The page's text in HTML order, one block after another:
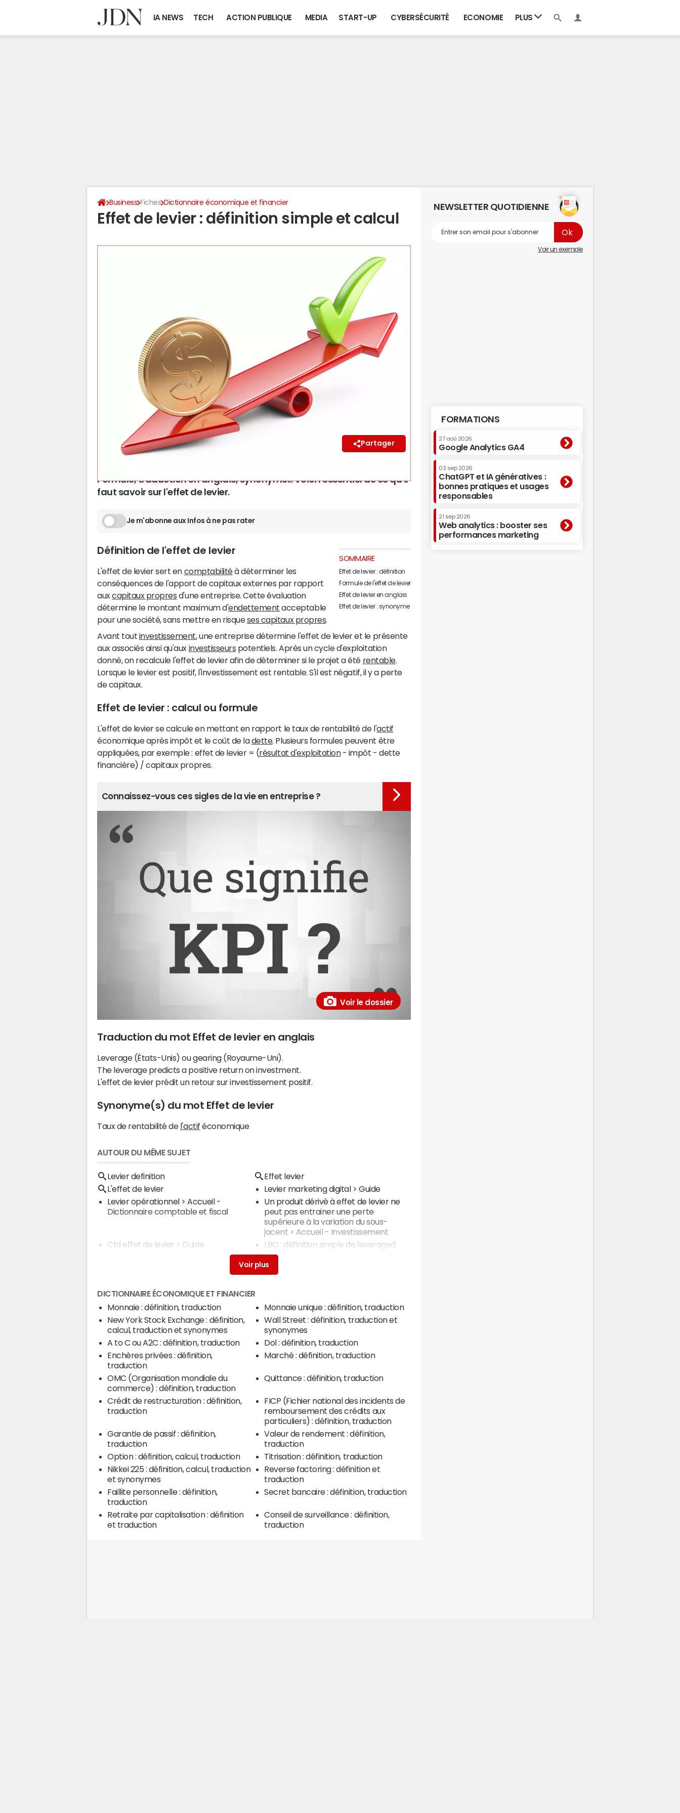
IA NEWS TECH ACTION PUBLIQUE MEDIA START-UP CYBERSÉCURITÉ ECONOMIE PLUS
Business Fiches Dictionnaire économique et financier
Effet de levier : définition simple et calcul
La Rédaction
24 mai 2025 01:55
Partager
Formule, traduction en anglais, synonyme... Voici l'essentiel de ce qu'il
faut savoir sur l'effet de levier.
Je m'abonne aux Infos à ne pas rater
SOMMAIRE
Effet de levier : définition
Formule de l'effet de levier
Effet de levier en anglais
Effet de levier : synonyme
Définition de l'effet de levier
L'effet de levier sert en comptabilitéà déterminer les
conséquences de l'apport de capitaux externes par rapport
auxcapitaux propres d'une entreprise. Cette évaluation
détermine le montant maximum d'endettement acceptable
pour une société, sans mettre en risqueses capitaux propres
Avant tout investissement, une entreprise détermine l'effet de levier et le présente
aux associés ainsi qu'aux investisseurs potentiels. Après un cycle d'exploitation
donné, on recalcule l'effet de levier afin de déterminer si le projet a été rentable.
Lorsque le levier est positif, l'investissement est rentable. S'il est négatif, il y a perte
de capitaux.
Effet de levier : calcul ou formule
L'effet de levier se calcule en mettant en rapport le taux de rentabilité de l'actif
économique après impôt et le coût de ladette. Plusieurs formules peuvent être
appliquées, par exemple : effet de levier = (résultat d'exploitation- impôt - dette
financière) / capitaux propres.
Voir le dossier
Connaissez-vous ces sigles de la vie en entreprise ?
Traduction du mot Effet de levier en anglais
Leverage (États-Unis) ou gearing (Royaume-Uni).
The leverage predicts a positive return on investment.
L'effet de levier prédit un retour sur investissement positif.
Synonyme(s) du mot Effet de levier
Taux de rentabilité de l'actif économique
AUTOUR DU MÊME SUJET
Levier definition
Effet levier
L'effet de levier
Levier marketing digital > Guide
Levier opérationnel > Accueil -
Dictionnaire comptable et fiscal
Un produit dérivé à effet de levier ne
peut pas entrainer une perte
supérieure à la variation du sous-
jacent > Accueil - Investissement
Cfd effet de levier > Guide
LBO : définition simple de leveraged
buy-out
DICTIONNAIRE ÉCONOMIQUE ET FINANCIER
Monnaie : définition, traduction
Monnaie unique : définition, traduction
New York Stock Exchange : définition,
calcul, traduction et synonymes
Wall Street : définition, traduction et
synonymes
A to C ou A2C : définition, traduction
Dol : définition, traduction
Enchères privées : définition,
traduction
Marché : définition, traduction
OMC (Organisation mondiale du
commerce) : définition, traduction
Quittance : définition, traduction
Crédit de restructuration : définition,
traduction
FICP (Fichier national des incidents de
remboursement des crédits aux
particuliers) : définition, traduction
Garantie de passif : définition,
traduction
Valeur de rendement : définition,
traduction
Option : définition, calcul, traduction
Titrisation : définition, traduction
Nikkei 225 : définition, calcul, traduction
et synonymes
Reverse factoring : définition et
traduction
Faillite personnelle : définition,
traduction
Secret bancaire : définition, traduction
Retraite par capitalisation : définition
et traduction
Conseil de surveillance : définition,
traduction
NEWSLETTER QUOTIDIENNE
Voir un exemple
FORMATIONS
27 aoû 2026
Google Analytics GA4
03 sep 2026
ChatGPT et IA génératives :
bonnes pratiques et usages
responsables
21 sep 2026
Web analytics : booster ses
performances marketing